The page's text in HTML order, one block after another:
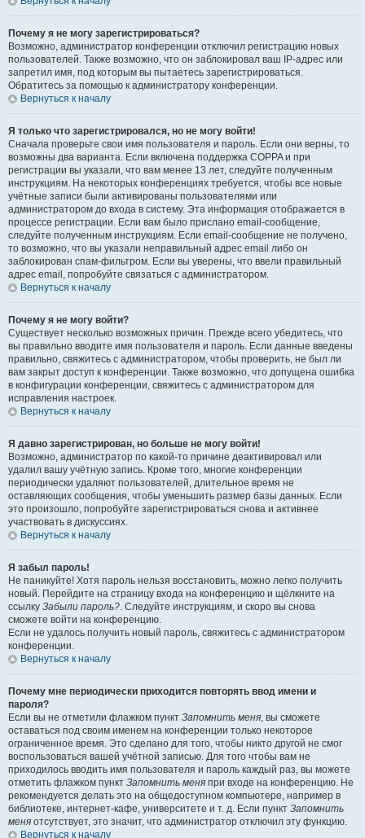
Почему я не могу зарегистрироваться?
Возможно, администратор конференции отключил регистрацию новых
пользователей. Также возможно, что он заблокировал ваш IP-адрес или
запретил имя, под которым вы пытаетесь зарегистрироваться.
Обратитесь за помощью к администратору конференции.
Вернуться к началу
Я только что зарегистрировался, но не могу войти!
Сначала проверьте свои имя пользователя и пароль. Если они верны, то
возможны два варианта. Если включена поддержка COPPA и при
регистрации вы указали, что вам менее 13 лет, следуйте полученным
инструкциям. На некоторых конференциях требуется, чтобы все новые
учётные записи были активированы пользователями или
администратором до входа в систему. Эта информация отображается в
процессе регистрации. Если вам было прислано email-сообщение,
следуйте полученным инструкциям. Если email-сообщение не получено,
то возможно, что вы указали неправильный адрес email либо он
заблокирован спам-фильтром. Если вы уверены, что ввели правильный
адрес email, попробуйте связаться с администратором.
Вернуться к началу
Почему я не могу войти?
Существует несколько возможных причин. Прежде всего убедитесь, что
вы правильно вводите имя пользователя и пароль. Если данные введены
правильно, свяжитесь с администратором, чтобы проверить, не был ли
вам закрыт доступ к конференции. Также возможно, что допущена ошибка
в конфигурации конференции, свяжитесь с администратором для
исправления настроек.
Вернуться к началу
Я давно зарегистрирован, но больше не могу войти!
Возможно, администратор по какой-то причине деактивировал или
удалил вашу учётную запись. Кроме того, многие конференции
периодически удаляют пользователей, длительное время не
оставляющих сообщения, чтобы уменьшить размер базы данных. Если
это произошло, попробуйте зарегистрироваться снова и активнее
участвовать в дискуссиях.
Вернуться к началу
Я забыл пароль!
Не паникуйте! Хотя пароль нельзя восстановить, можно легко получить
новый. Перейдите на страницу входа на конференцию и щёлкните на
ссылку Забыли пароль?. Следуйте инструкциям, и скоро вы снова
сможете войти на конференцию.
Если не удалось получить новый пароль, свяжитесь с администратором
конференции.
Вернуться к началу
Почему мне периодически приходится повторять ввод имени и
пароля?
Если вы не отметили флажком пункт Запомнить меня, вы сможете
оставаться под своим именем на конференции только некоторое
ограниченное время. Это сделано для того, чтобы никто другой не смог
воспользоваться вашей учётной записью. Для того чтобы вам не
приходилось вводить имя пользователя и пароль каждый раз, вы можете
отметить флажком пункт Запомнить меня при входе на конференцию. Не
рекомендуется делать это на общедоступном компьютере, например в
библиотеке, интернет-кафе, университете и т. д. Если пункт Запомнить
меня отсутствует, это значит, что администратор отключил эту функцию.
Вернуться к началу